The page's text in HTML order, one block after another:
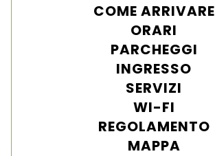
COME ARRIVARE
ORARI
PARCHEGGI
INGRESSO
SERVIZI
WI-FI
REGOLAMENTO
MAPPA